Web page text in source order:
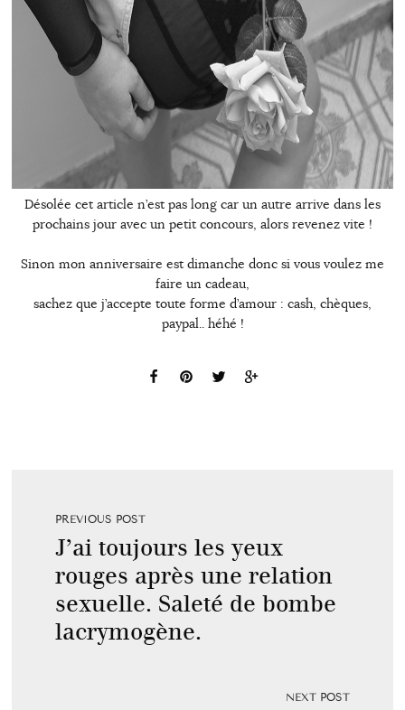
Désolée cet article n’est pas long car un autre arrive dans les
prochains jour avec un petit concours, alors revenez vite !
Sinon mon anniversaire est dimanche donc si vous voulez me
faire un cadeau,
sachez que j’accepte toute forme d’amour : cash, chèques,
paypal.. héhé !
PREVIOUS POST
J’ai toujours les yeux
rouges après une relation
sexuelle. Saleté de bombe
lacrymogène.
NEXT POST